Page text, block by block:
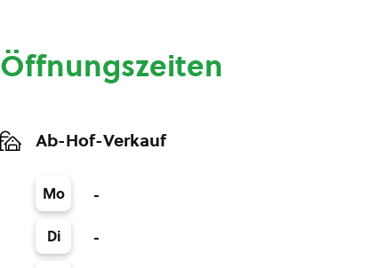
Öffnungszeiten
Ab-Hof-Verkauf
Mo -
Di -